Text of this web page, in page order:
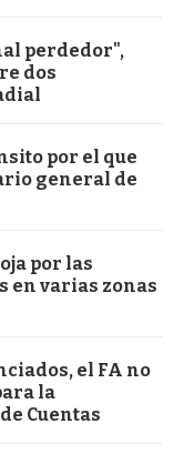
perdedor",
dos
por el que
general de
por las
en varias zonas
el FA no
la
Cuentas